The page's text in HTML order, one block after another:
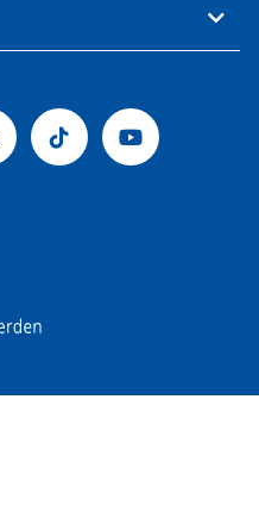
Tiktok Youtube